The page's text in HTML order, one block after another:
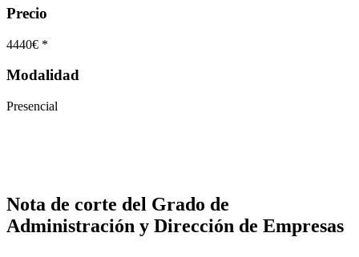
Precio
4440€ *
Modalidad
Presencial
Nota de corte del Grado de
Administración y Dirección de Empresas